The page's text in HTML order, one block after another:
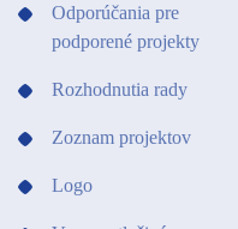
Odporúčania pre
podporené projekty
Rozhodnutia rady
Zoznam projektov
Logo